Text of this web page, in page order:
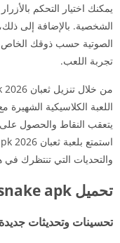
يمكنك اختيار التحكم
الشخصية. بالإضافة إلى
الصوتية حسب ذوقك الخاص،
تجربة اللعب.
اللعبة الكلاسيكية
يتعقب النقاط والحصول على
والتحديات التي تنتظرك في
تحميل snake apk للأندرويد برابط مباشر
تحسينات وتحديثات جديدة